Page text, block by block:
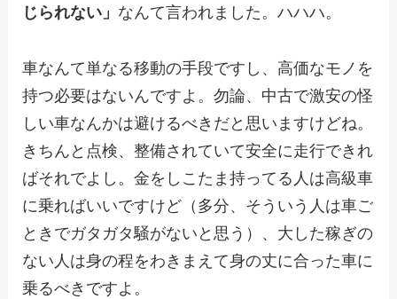
じられない」 なんて言われました。ハハハ。
車なんて単なる移動の手段ですし、高価なモノを
持つ必要はないんですよ。勿論、中古で激安の怪
しい車なんかは避けるべきだと思いますけどね。
きちんと点検、整備されていて安全に走行できれ
ばそれでよし。金をしこたま持ってる人は高級車
に乗ればいいですけど（多分、そういう人は車ご
ときでガタガタ騒がないと思う）、大した稼ぎの
ない人は身の程をわきまえて身の丈に合った車に
乗るべきですよ。